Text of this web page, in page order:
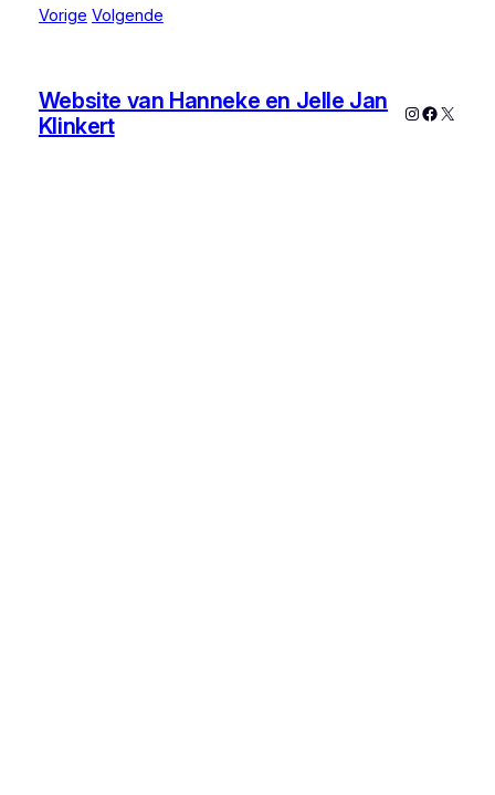
Vorige Volgende
Website van Hanneke en Jelle Jan
Klinkert
Instagram
X